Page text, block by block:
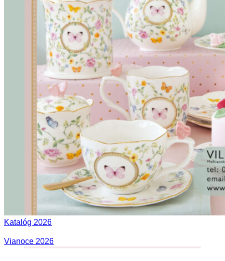
Katalóg 2026
Vianoce 2026